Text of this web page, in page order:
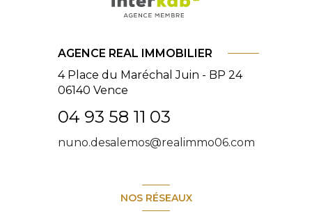
AGENCE REAL IMMOBILIER
4 Place du Maréchal Juin - BP 24
06140 Vence
04 93 58 11 03
nuno.desalemos@realimmo06.com
NOS RÉSEAUX